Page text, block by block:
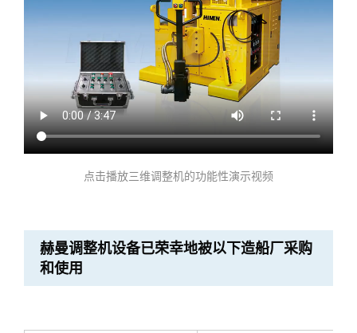
点击播放三维调整机的功能性演示视频
赫曼调整机设备已荣幸地被以下造船厂采购
和使用